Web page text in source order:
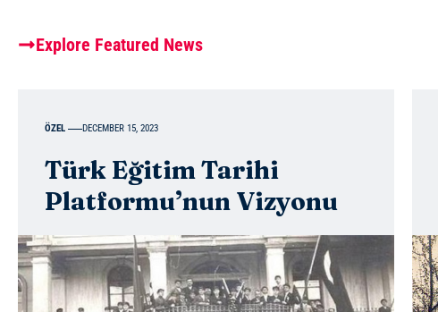
Explore Featured News
ÖZEL DECEMBER 15, 2023
Türk Eğitim Tarihi
Platformu’nun Vizyonu